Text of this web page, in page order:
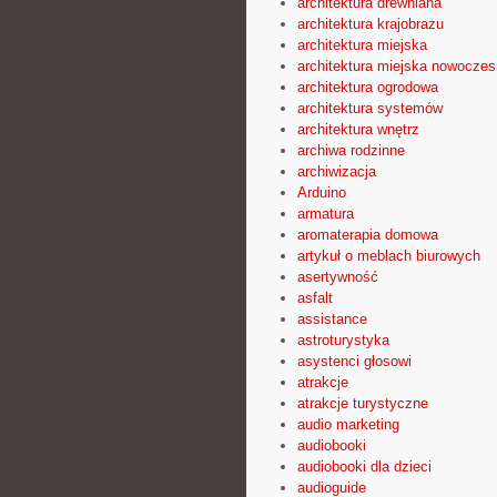
architektura krajobrazu
architektura miejska
architektura miejska
architektura ogrodowa
architektura systemów
architektura wnętrz
archiwa rodzinne
archiwizacja
Arduino
armatura
aromaterapia domowa
artykuł o meblach biurowych
asertywność
asfalt
assistance
astroturystyka
asystenci głosowi
atrakcje
atrakcje turystyczne
audio marketing
audiobooki
audiobooki dla dzieci
audioguide